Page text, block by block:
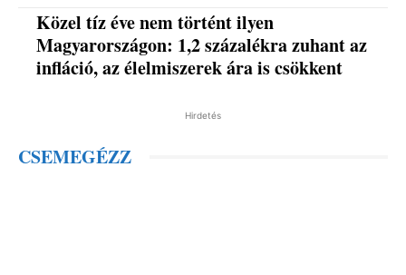
Közel tíz éve nem történt ilyen
Magyarországon: 1,2 százalékra zuhant az
infláció, az élelmiszerek ára is csökkent
Hirdetés
CSEMEGÉZZ